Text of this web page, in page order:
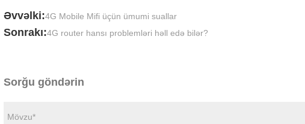
Əvvəlki:4G Mobile Mifi üçün ümumi suallar
Sonrakı:4G router hansı problemləri həll edə bilər?
Sorğu göndərin